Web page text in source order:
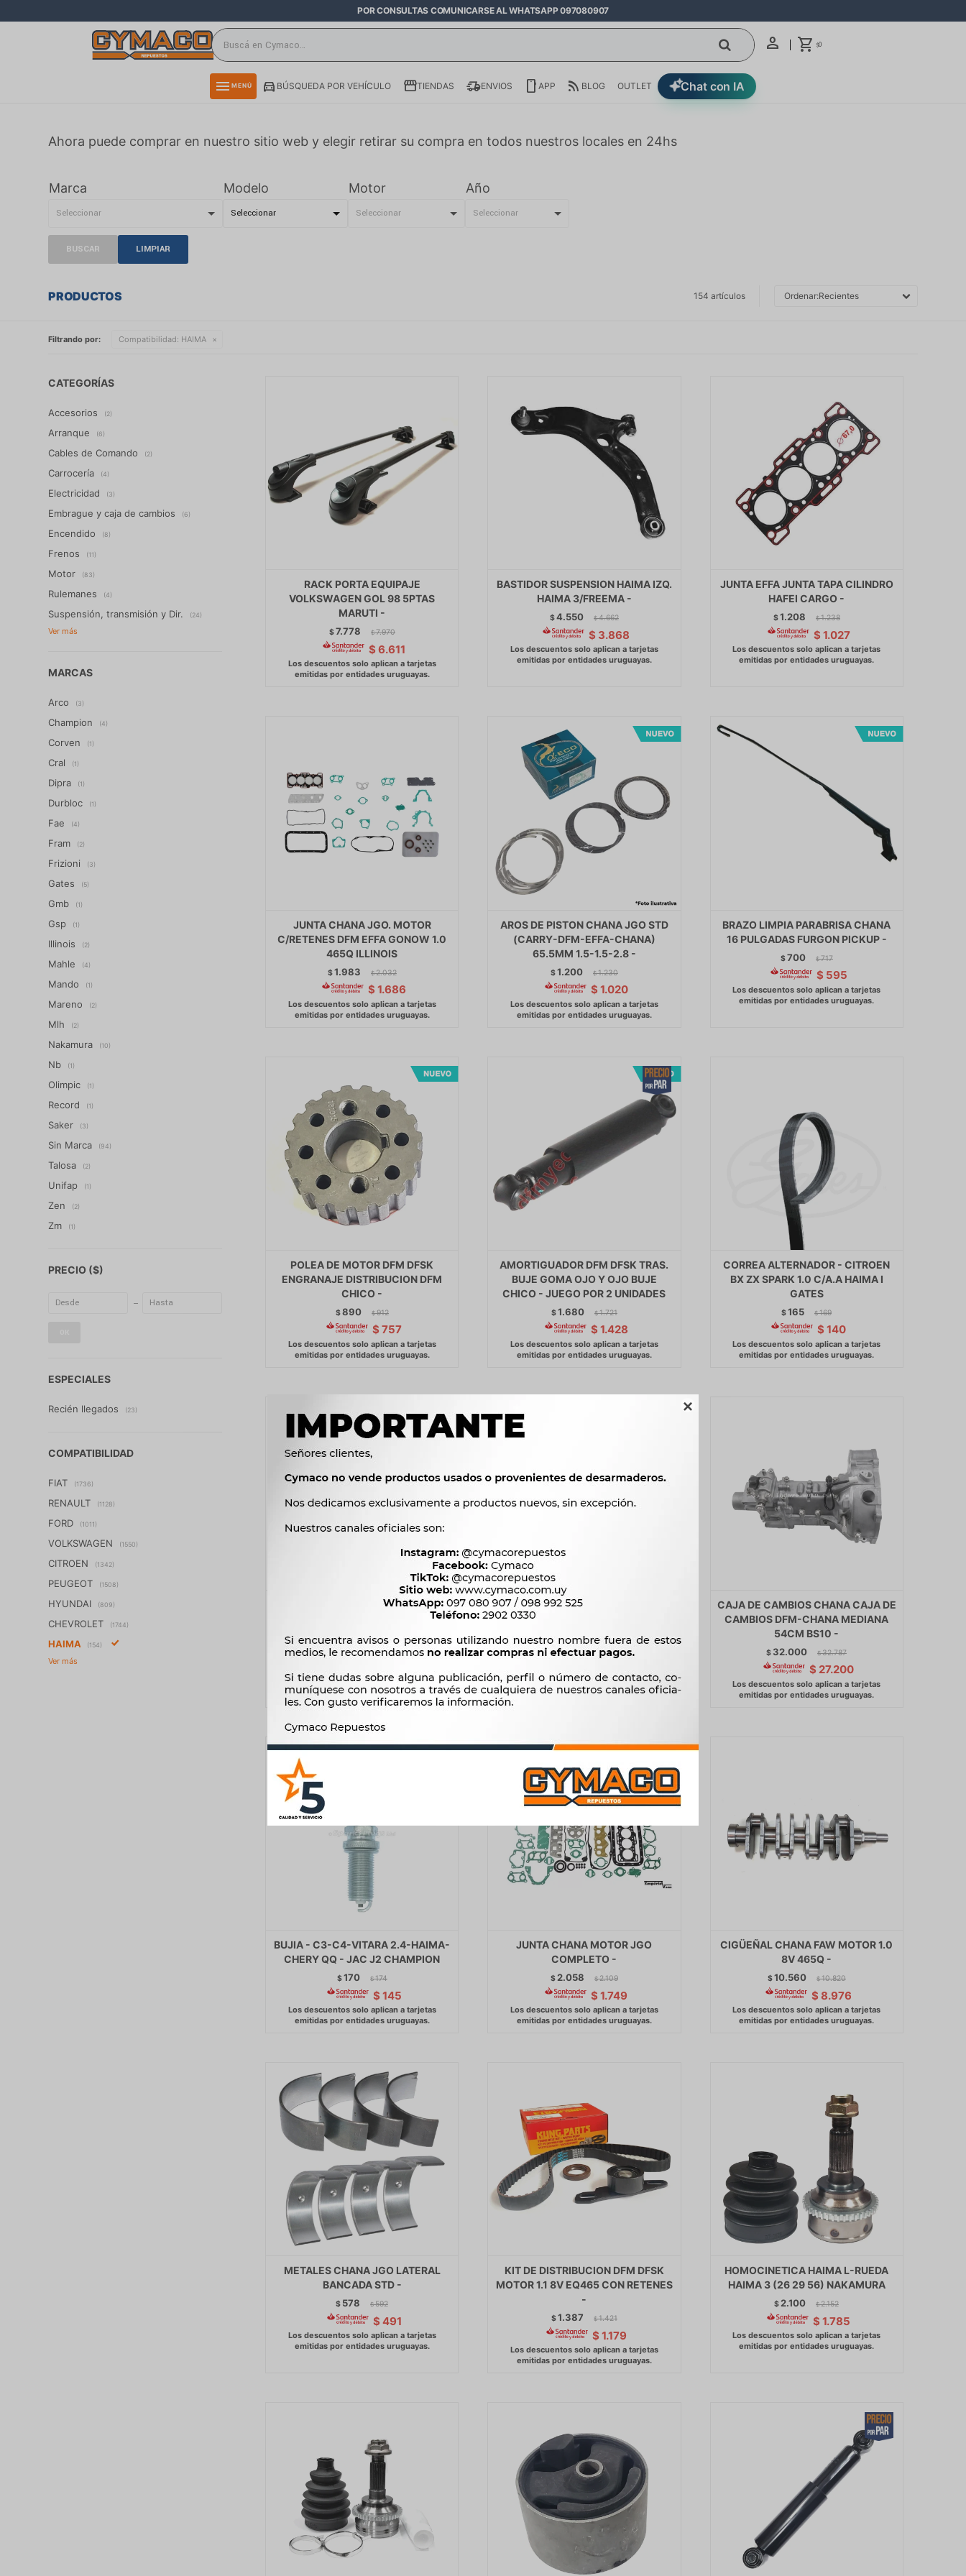

POR CONSULTAS COMUNICARSE AL WHATSAPP 097080907
$0
menu MENÚ Chat con IA
BÚSQUEDA POR VEHÍCULO TIENDAS ENVIOS APP BLOG OUTLET
Ahora puede comprar en nuestro sitio web y elegir retirar su compra en todos nuestros locales en 24hs
Marca Modelo Motor Año
BUSCAR LIMPIAR
PRODUCTOS 154 artículos Recientes
Filtrando por: Compatibilidad: HAIMA
RACK PORTA EQUIPAJE
VOLKSWAGEN GOL 98 5PTAS
MARUTI -
$7.778 $ 7.970
$ 6.611
BASTIDOR SUSPENSION HAIMA IZQ.
HAIMA 3/FREEMA -
$4.550 $ 4.662
$ 3.868
JUNTA EFFA JUNTA TAPA CILINDRO
HAFEI CARGO -
$1.208 $ 1.238
$ 1.027
JUNTA CHANA JGO. MOTOR
C/RETENES DFM EFFA GONOW 1.0
465Q ILLINOIS
$1.983 $ 2.032
$ 1.686
AROS DE PISTON CHANA JGO STD
(CARRY-DFM-EFFA-CHANA)
65.5MM 1.5-1.5-2.8 -
$1.200 $ 1.230
$ 1.020
BRAZO LIMPIA PARABRISA CHANA
16 PULGADAS FURGON PICKUP -
$700 $ 717
$ 595
POLEA DE MOTOR DFM DFSK
ENGRANAJE DISTRIBUCION DFM
CHICO -
$890 $ 912
$ 757
AMORTIGUADOR DFM DFSK TRAS.
BUJE GOMA OJO Y OJO BUJE
CHICO - JUEGO POR 2 UNIDADES
$1.680 $ 1.721
$ 1.428
CORREA ALTERNADOR - CITROEN
BX ZX SPARK 1.0 C/A.A HAIMA I
GATES
$165 $ 169
$ 140
FILTRO ACEITE FIAT NISSAN HONDA
KICKS MITSUBISHI BYD PH5949
MAHLE
$ 270 $ 277
SUSPENSION VARIOS COMBO KIT
TREN DELANTERO UTILITARIO
CHANA GONOW DFM 1.0
$3.960 $ 4.058
CAJA DE CAMBIOS CHANA CAJA DE
CAMBIOS DFM-CHANA MEDIANA
54CM BS10 -
$ 32.000 $ 32.787
$ 27.200
BUJIA - C3-C4-VITARA 2.4-HAIMA-
CHERY QQ - JAC J2 CHAMPION
$170 $ 174
$ 145
JUNTA CHANA MOTOR JGO
COMPLETO -
$ 2.058 $ 2.109
$ 1.749
CIGÜEÑAL CHANA FAW MOTOR 1.0
8V 465Q -
$10.560 $ 10.820
$ 8.976
METALES CHANA JGO LATERAL
BANCADA STD -
$ 578 $ 592
$ 491
KIT DE DISTRIBUCION DFM DFSK
MOTOR 1.1 8V EQ465 CON RETENES
-
$1.387 $ 1.421
$ 1.179
HOMOCINETICA HAIMA L-RUEDA
HAIMA 3 (26 29 56) NAKAMURA
$2.100 $ 2.152
$ 1.785
CATEGORÍAS
Accesorios (2)
Arranque (6)
Cables de Comando (2)
Carrocería (4)
Electricidad (3)
Embrague y caja de cambios (6)
Encendido (8)
Frenos (11)
Motor (83)
Rulemanes (4)
Suspensión, transmisión y Dir. (24)
MARCAS
Arco (3)
Champion (4)
Corven (1)
Cral (1)
Dipra (1)
Durbloc (1)
Fae (4)
Fram (2)
Frizioni (3)
Gates (5)
Gmb (1)
Gsp (1)
Illinois (2)
Mahle (4)
Mando (1)
Mareno (2)
Mlh (2)
Nakamura (10)
Nb (1)
Olimpic (1)
Record (1)
Saker (3)
Sin Marca (94)
Talosa (2)
Unifap (1)
Zen (2)
Zm (1)
PRECIO ($)
ESPECIALES
Recién llegados (23)
COMPATIBILIDAD
FIAT (1736)
RENAULT (1128)
FORD (1011)
VOLKSWAGEN (1550)
CITROEN (1342)
PEUGEOT (1508)
HYUNDAI (809)
CHEVROLET (1744)
HAIMA (154)
close
directions_car
smartphone